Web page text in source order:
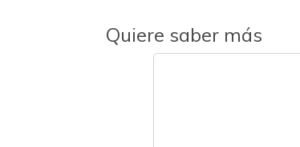
Quiere saber más